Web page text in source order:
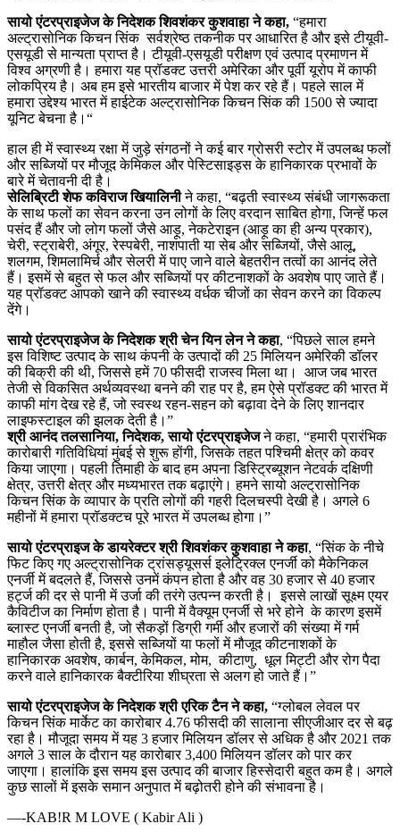
सायो एंटरप्राइजेज के निदेशक शिवशंकर कुशवाहा ने कहा, “हमारा
अल्ट्रासोनिक किचन सिंक सर्वश्रेष्ठ तकनीक पर आधारित है और इसे टीयूवी-
एसयूडी से मान्यता प्राप्त है। टीयूवी-एसयूडी परीक्षण एवं उत्‍पाद प्रमाणन में
विश्‍व अग्रणी है। हमारा यह प्रॉडक्ट उत्तरी अमेरिका और पूर्वी यूरोप में काफी
लोकप्रिय है। अब हम इसे भारतीय बाजार में पेश कर रहे हैं। पहले साल में
हमारा उद्देश्य भारत में हाईटेक अल्ट्रासोनिक किचन सिंक की 1500 से ज्यादा
यूनिट बेचना है।“
हाल ही में स्वास्थ्य रक्षा में जुड़े संगठनों ने कई बार ग्रोसरी स्टोर में उपलब्‍ध फलों
और सब्जियों पर मौजूद केमिकल और पेस्टिसाइड्स के हानिकारक प्रभावों के
बारे में चेतावनी दी है।
सेलिब्रिटी शेफ कविराज खियालिनीने कहा, “बढ़ती स्वास्थ्य संबंधी जागरूकता
के साथ फलों का सेवन करना उन लोगों के लिए वरदान साबित होगा, जिन्हें फल
पसंद हैं और जो लोग फलों जैसे आड़ू, नेकटेराइन (आड़ू का ही अन्य प्रकार),
चेरी, स्ट्राबेरी, अंगूर, रेस्पबेरी, नाशपाती या सेब और सब्जियों, जैसे आलू,
शलगम, शिमलामिर्च और सेलरी में पाए जाने वाले बेहतरीन तत्वों का आनंद लेते
हैं। इसमें से बहुत से फल और सब्जियों पर कीटनाशकों के अवशेष पाए जाते हैं।
यह प्रॉडक्ट आपको खाने की स्वास्थ्य वर्धक चीजों का सेवन करने का विकल्प
देंगे।
सायो एंटरप्राइजेज के निदेशक श्री चेन यिन लेन ने कहा, “पिछले साल हमने
इस विशिष्‍ट उत्‍पाद के साथ कंपनी के उत्‍पादों की 25 मिलियन अमेरिकी डॉलर
की बिक्री की थी, जिससे हमें 70 फीसदी राजस्व मिला था। आज जब भारत
तेजी से विकसित अर्थव्यवस्था बनने की राह पर है, हम ऐसे प्रॉडक्ट की भारत में
काफी मांग देख रहे हैं, जो स्वस्थ रहन-सहन को बढ़ावा देने के लिए शानदार
लाइफस्टाइल की झलक देती है।”
श्री आनंद तलसानिया,निदेशक,सायो एंटरप्राइजेजने कहा, “हमारी प्रारंभिक
कारोबारी गतिविधियां मुंबई से शुरू होंगी, जिसके तहत पश्चिमी क्षेत्र को कवर
किया जाएगा। पहली तिमाही के बाद हम अपना डिस्ट्रिब्यूशन नेटवर्क दक्षिणी
क्षेत्र, उत्तरी क्षेत्र और मध्यभारत तक बढ़ाएंगे। हमने सायो अल्ट्रासोनिक
किचन सिंक के व्यापार के प्रति लोगों की गहरी दिलचस्पी देखी है। अगले 6
महीनों में हमारा प्रॉडक्टच पूरे भारत में उपलब्ध होगा।”
सायो एंटरप्राइज के डायरेक्टर श्री शिवशंकर कुशवाहा ने कहा, “सिंक के नीचे
फिट किए गए अल्ट्रासोनिक ट्रांसड्यूसर्स इलेट्रिक्ल एनर्जी को मैकेनिकल
एनर्जी में बदलते हैं, जिससे उनमें कंपन होता है और वह 30 हजार से 40 हजार
हर्ट्ज की दर से पानी में उर्जा की तरंगे उत्पन्न करती है। इससे लाखों सूक्ष्म एयर
कैविटीज का निर्माण होता है। पानी में वैक्यूम एनर्जी से भरे होने के कारण इसमें
ब्लास्ट एनर्जी बनती है, जो सैकड़ों डिग्री गर्मी और हजारों की संख्या में गर्म
माहौल जैसा होती है, इससे सब्जियों या फलों में मौजूद कीटनाशकों के
हानिकारक अवशेष, कार्बन, केमिकल, मोम, कीटाणु, धूल मिट्टी और रोग पैदा
करने वाले हानिकारक बैक्टीरिया शीघ्रता से अलग हो जाते हैं।”
सायो एंटरप्राइजेज के निदेशक श्री एरिक टैन ने कहा, “ग्लोबल लेवल पर
किचन सिंक मार्केट का कारोबार 4.76 फीसदी की सालाना सीएजीआर दर से बढ़
रहा है। मौजूदा समय में यह 3 हजार मिलियन डॉलर से अधिक है और 2021 तक
अगले 3 साल के दौरान यह कारोबार 3,400 मिलियन डॉलर को पार कर
जाएगा। हालांकि इस समय इस उत्‍पाद की बाजार हिस्‍सेदारी बहुत कम है। अगले
कुछ सालों में इसके समान अनुपात में बढ़ोतरी होने की संभावना है।
—-KAB!R M LOVE ( Kabir Ali )